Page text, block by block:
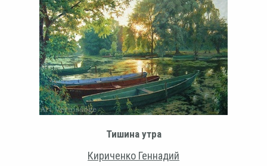
Тишина утра
Кириченко Геннадий